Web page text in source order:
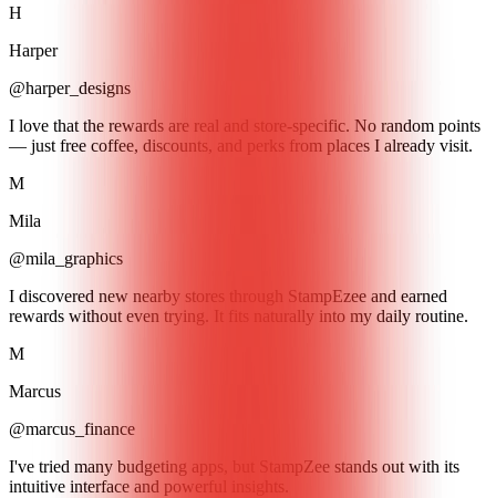
H
Harper
@harper_designs
I love that the rewards are real and store-specific. No random points
— just free coffee, discounts, and perks from places I already visit.
M
Mila
@mila_graphics
I discovered new nearby stores through StampEzee and earned
rewards without even trying. It fits naturally into my daily routine.
M
Marcus
@marcus_finance
I've tried many budgeting apps, but StampZee stands out with its
intuitive interface and powerful insights.